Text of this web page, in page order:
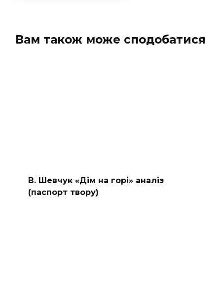
Вам також може сподобатися
В. Шевчук «Дім на горі» аналіз
(паспорт твору)